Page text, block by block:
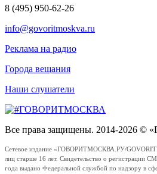
8 (495) 950-62-26
info@govoritmoskva.ru
Реклама на радио
Города вещания
Наши слушатели
Все права защищены. 2014-2026 ©
Сетевое издание «ГОВОРИТМОСКВА.РУ/
лиц старше 16 лет. Свидетельство о регистрации
года выдано Федеральной службой по надзору в